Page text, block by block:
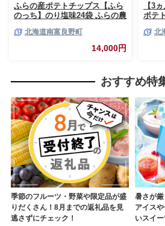
ふらの産ポテトチップス【ふら
のっち】のり塩味24袋 ふらの農
イモ のり塩 芋 菓子 スナック
じゃがいも お菓子 ポテチ 1箱
北海道南富良野町
14,000円
【3
ポテ
組合(
ンソ
いも
北
おすすめ特
季節のフルーツ・野菜や限定品が盛
りだくさん！8月までの返礼品を見
逃さずにチェック！
暑さが
アイス
いスイー